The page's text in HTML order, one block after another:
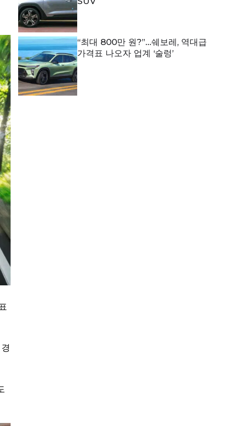
“최대 800만 원?”…쉐보레, 역대급
가격표 나오자 업계 ‘술렁’